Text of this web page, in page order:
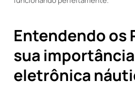
Entendendo os
sua
eletrônica